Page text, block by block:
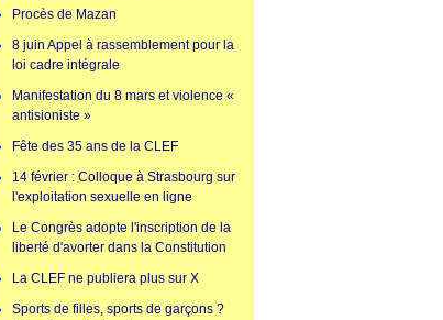
Procès de Mazan
8 juin Appel à rassemblement pour la
loi cadre intégrale
Manifestation du 8 mars et violence «
antisioniste »
Fête des 35 ans de la CLEF
14 février : Colloque à Strasbourg sur
l'exploitation sexuelle en ligne
Le Congrès adopte l'inscription de la
liberté d'avorter dans la Constitution
La CLEF ne publiera plus sur X
Sports de filles, sports de garçons ?